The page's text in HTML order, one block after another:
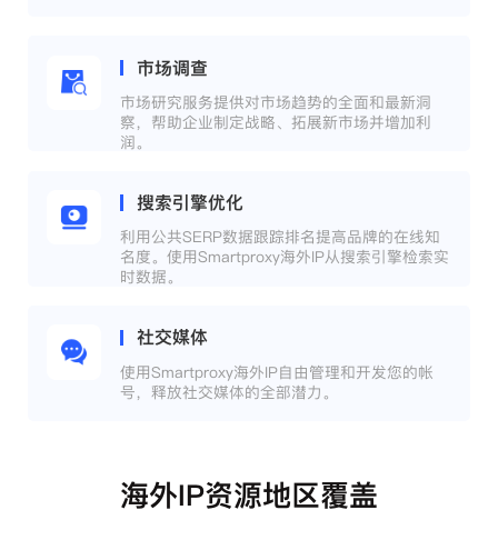
市场调查
市场研究服务提供对市场趋势的全面和最新洞
察，帮助企业制定战略、拓展新市场并增加利
润。
搜索引擎优化
利用公共SERP数据跟踪排名提高品牌的在线知
名度。使用Smartproxy海外IP从搜索引擎检索实
时数据。
社交媒体
使用Smartproxy海外IP自由管理和开发您的帐
号，释放社交媒体的全部潜力。
海外IP资源地区覆盖